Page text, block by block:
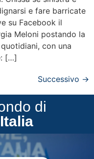
e fare barricate
su Facebook il
Meloni postando la
con una
[…]
Successivo →
di